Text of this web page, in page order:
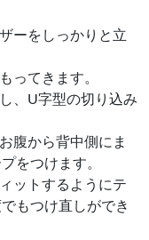
ーをしっかりと立
ってきます。
、U字型の切り込み
腹から背中側にま
をつけます。
ットするようにテ
もつけ直しができ